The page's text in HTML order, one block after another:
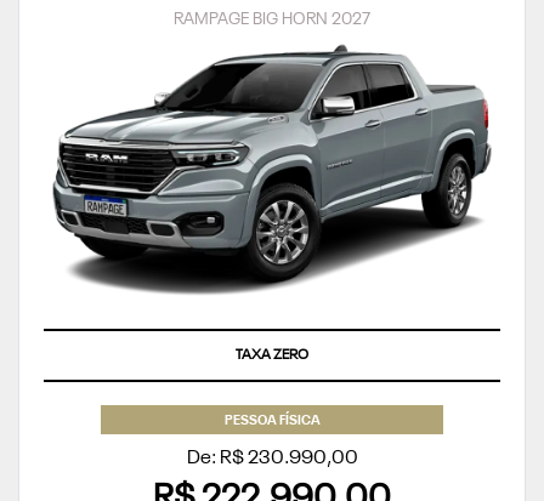
RAMPAGE BIG HORN 2027
TAXA ZERO
PESSOA FÍSICA
De: R$ 230.990,00